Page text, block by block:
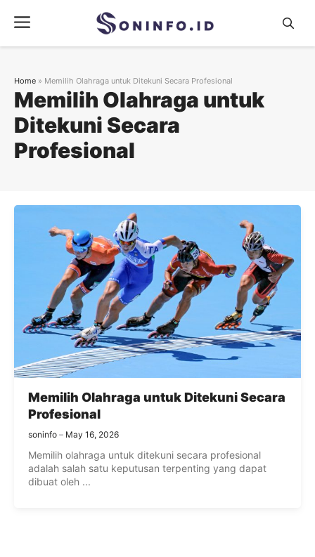
content
Menu
Memilih Olahraga untuk
Ditekuni Secara
Profesional
Home » Memilih Olahraga untuk Ditekuni Secara Profesional
Memilih Olahraga untuk Ditekuni Secara
Profesional
soninfo May 16, 2026
Memilih olahraga untuk ditekuni secara profesional
adalah salah satu keputusan terpenting yang dapat
dibuat oleh ...